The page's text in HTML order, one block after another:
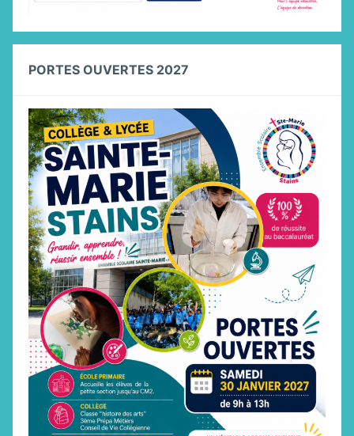
PORTES OUVERTES 2027